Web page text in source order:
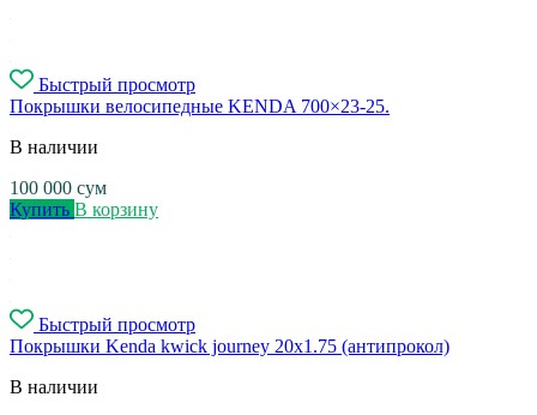
Быстрый просмотр
Покрышки велосипедные KENDA 700×23-25.
В наличии
100 000 сум
Купить В корзину
Быстрый просмотр
Покрышки Kenda kwick journey 20x1.75 (антипрокол)
В наличии